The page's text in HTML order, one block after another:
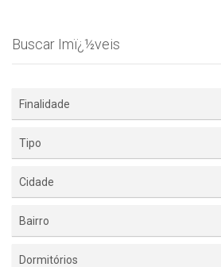
Buscar Imï¿½veis
Finalidade
Tipo
Cidade
Bairro
Dormitórios